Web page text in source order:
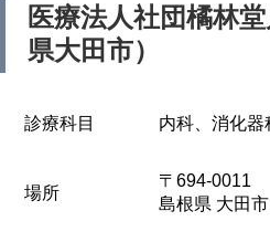
医療法人社団橘林
県大田市）
診療科目 内科、消化
場所
〒694-0011
島根県 大田